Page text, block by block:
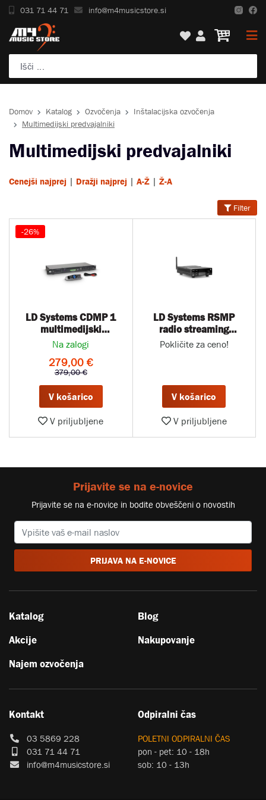
031 71 44 71 info@m4musicstore.si
Domov Katalog Ozvočenja
Inštalacijska ozvočenja
Multimedijski predvajalniki
Multimedijski predvajalniki
Cenejši najprej | Dražji najprej | A-Ž | Ž-A
Filter
LD Systems CDMP 1
multimedijski
predvajalnik CD, USB,
SD, MP3
Na zalogi
279,00 €
379,00 €
V košarico
V priljubljene
-26%
LD Systems RSMP
radio streaming
medijski predvajalnik
Pokličite za ceno!
V košarico
V priljubljene
Prijavite se na e-novice
Prijavite se na e-novice in bodite obveščeni o novostih
PRIJAVA NA E-NOVICE
Katalog
Akcije
Najem ozvočenja
Blog
Nakupovanje
Kontakt
03 5869 228
031 71 44 71
info@m4musicstore.si
Odpiralni čas
POLETNI ODPIRALNI ČAS
pon - pet: 10 - 18h
sob: 10 - 13h